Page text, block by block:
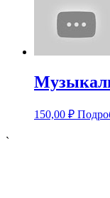
150,00 ₽
`